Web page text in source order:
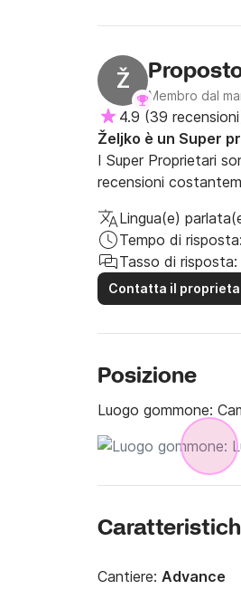
Ž
Membro dal
4.9 (39 recensioni
Željko è un Super
I Super Proprietari
recensioni
Lingua(e)
Tempo di risposta:
Tasso di risposta:
Contatta il
Posizione
Luogo gommone:
Cantiere: Advance